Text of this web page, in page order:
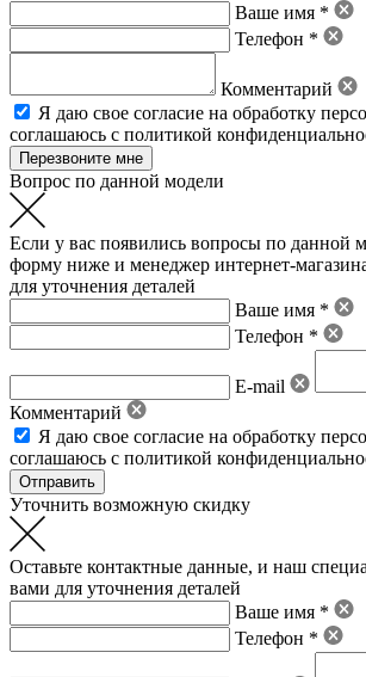
Ваше имя *
Телефон *
Комментарий
Я даю свое согласие на обработку
соглашаюсь с политикой
Вопрос по данной модели
Если у вас появились вопросы по данной
форму ниже и менеджер интернет-
для уточнения деталей
Ваше имя *
Телефон *
E-mail
Комментарий
Я даю свое согласие на обработку
соглашаюсь с политикой
Уточнить возможную скидку
Оставьте контактные данные, и наш
вами для уточнения деталей
Ваше имя *
Телефон *